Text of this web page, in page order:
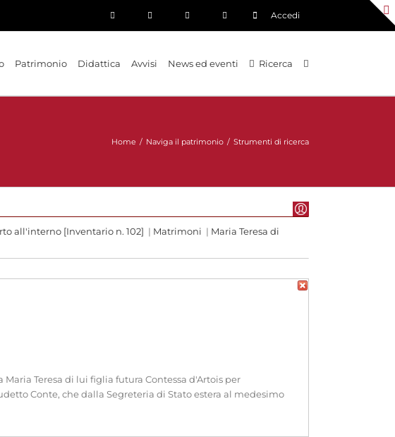
Accedi
Patrimonio Didattica Avvisi News ed eventi Ricerca
Home / Naviga il patrimonio / Strumenti di ricerca
all'interno [Inventario n. 102] | Matrimoni | Maria Teresa di
Teresa di lui figlia futura Contessa d'Artois per
Conte, che dalla Segreteria di Stato estera al medesimo